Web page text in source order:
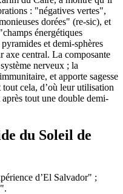
: "négatives vertes",
dorées" (re-sic), et
énergétiques
et demi-sphères
axe central. La composante
nerveux ; la
et apporte sagesse
cela, d’où leur utilisation
tout une double demi-
du Soleil de
d’El Salvador" ;